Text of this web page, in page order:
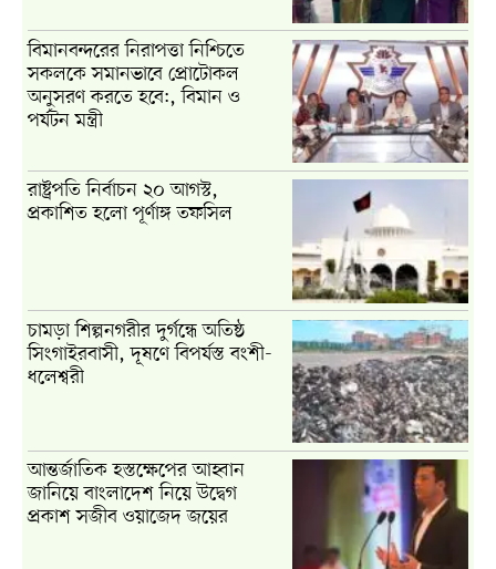
বিমানবন্দরের নিরাপত্তা নিশ্চিতে
সকলকে সমানভাবে প্রোটোকল
অনুসরণ করতে হবে:, বিমান ও
পর্যটন মন্ত্রী
রাষ্ট্রপতি নির্বাচন ২০ আগস্ট,
প্রকাশিত হলো পূর্ণাঙ্গ তফসিল
চামড়া শিল্পনগরীর দুর্গন্ধে অতিষ্ঠ
সিংগাইরবাসী, দূষণে বিপর্যস্ত বংশী-
ধলেশ্বরী
আন্তর্জাতিক হস্তক্ষেপের আহ্বান
জানিয়ে বাংলাদেশ নিয়ে উদ্বেগ
প্রকাশ সজীব ওয়াজেদ জয়ের